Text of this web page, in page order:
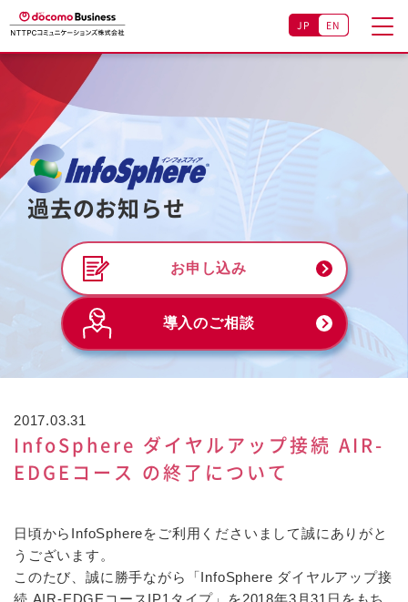
JP EN
過去のお知らせ
お申し込み
導入のご相談
2017.03.31
InfoSphere ダイヤルアップ接続 AIR-
EDGEコース の終了について
日頃からInfoSphereをご利用くださいまして誠にありがと
うございます。
このたび、誠に勝手ながら「InfoSphere ダイヤルアップ接
続 AIR-EDGEコースIP1タイプ」を2018年3月31日をもち